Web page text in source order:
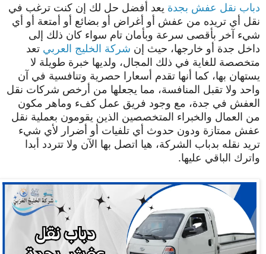
دباب نقل عفش بجدة يعد أفضل حل لك إن كنت ترغب في
نقل أي تريده من عفش أو أغراض أو بضائع أو أمتعة أو أي
شيء آخر بأقصى سرعة وبأمان تام سواء كان ذلك إلى
داخل جدة أو خارجها، حيث إن شركة الخليج العربي تعد
متخصصة للغاية في ذلك المجال، ولديها خبرة طويلة لا
يستهان بها، كما أنها تقدم أسعارا حصرية وتنافسية في آن
واحد ولا تقبل المنافسة، مما يجعلها من أرخص شركات نقل
العفش في جدة، مع وجود فريق عمل كفء وماهر مكون
من العمال والخبراء المتخصصين الذين يقومون بعملية نقل
عفش ممتازة ودون حدوث أي تلفيات أو أضرار لأي شيء
تريد نقله بدباب الشركة، هيا اتصل بها الآن ولا تتردد أبدا
واترك الباقي عليها.